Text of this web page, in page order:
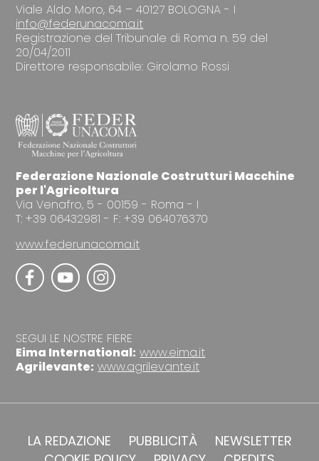
Viale Aldo Moro, 64 – 40127 BOLOGNA - I
info@federunacoma.it
Registrazione del Tribunale di Roma n. 59 del
20/04/2011
Direttore responsabile: Girolamo Rossi
Federazione Nazionale Costrutturi Macchine
per l'Agricoltura
Via Venafro, 5 - 00159 - Roma - I
T: +39 06432981 - F: +39 064076370
www.federunacoma.it
SEGUI LE NOSTRE FIERE
Eima International: www.eima.it
Agrilevante: www.agrilevante.it
LA REDAZIONE PUBBLICITÀ
NEWSLETTER